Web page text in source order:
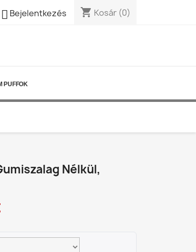
 Bejelentkezés shopping_cart Kosár (0)
PUFFOK
Nélkül,